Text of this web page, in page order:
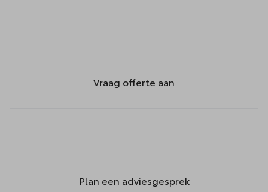
Vraag offerte aan
Plan een adviesgesprek